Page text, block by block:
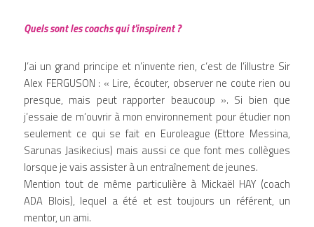
Quels sont les coachs qui t'inspirent ?
J’ai un grand principe et n’invente rien, c‘est de l’illustre Sir
Alex FERGUSON : « Lire, écouter, observer ne coute rien ou
presque, mais peut rapporter beaucoup ». Si bien que
j’essaie de m’ouvrir à mon environnement pour étudier non
seulement ce qui se fait en Euroleague (Ettore Messina,
Sarunas Jasikecius) mais aussi ce que font mes collègues
lorsque je vais assister à un entraînement de jeunes.
Mention tout de même particulière à Mickaël HAY (coach
ADA Blois), lequel a été et est toujours un référent, un
mentor, un ami.